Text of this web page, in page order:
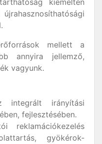
kiemelten
mellett a
annyira jellemző,
vagyunk.
integrált irányítási
fejlesztésében.
reklamációkezelés
gyökérok-